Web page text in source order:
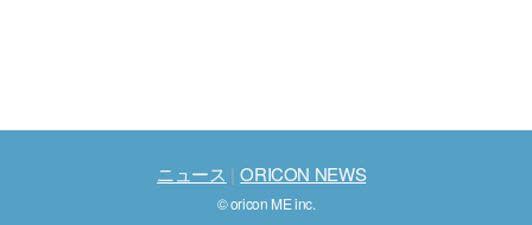
ニュース ORICON NEWS
© oricon ME inc.